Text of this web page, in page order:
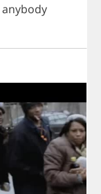
anybody